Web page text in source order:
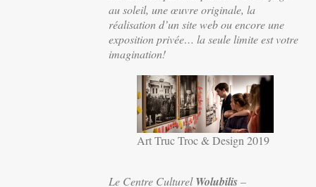
au soleil, une œuvre originale, la
réalisation d’un site web ou encore une
exposition privée… la seule limite est votre
imagination!
Art Truc Troc & Design 2019
Le Centre CulturelWolubilis–